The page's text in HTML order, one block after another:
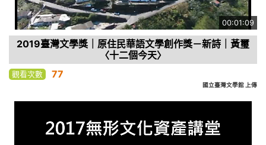
00:01:09
2019臺灣文學獎｜原住民華語文學創作獎－新詩｜黃璽
〈十二個今天〉
觀看次數 77
國立臺灣文學館 上傳